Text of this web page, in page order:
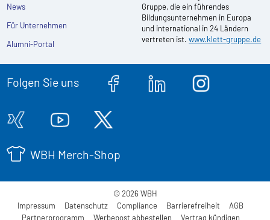
News
Für Unternehmen
Alumni-Portal
Gruppe, die ein führendes
Bildungsunternehmen in Europa
und international in 24 Ländern
vertreten ist.www.klett-gruppe.de
Folgen Sie uns
WBH Merch-Shop
© 2026 WBH
Impressum
Datenschutz Compliance Barrierefreiheit
AGB
Partnerprogramm
Werbepost abbestellen Vertrag kündigen